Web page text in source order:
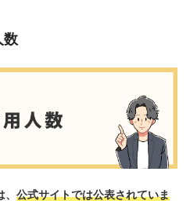
数
公式サイトでは公表されていま